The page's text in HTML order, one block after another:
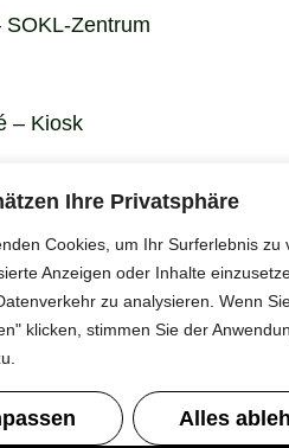
Ihre Privatsphäre
Cookies, um Ihr Surferlebnis zu
Anzeigen oder Inhalte
zu analysieren. Wenn
klicken, stimmen Sie der
Alles
SOKL-Zentrum
– Kiosk
Englischnachhilfe –
SOKL-Zentrum